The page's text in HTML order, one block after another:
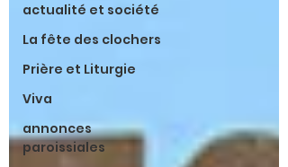
actualité et société
La fête des clochers
Prière et Liturgie
Viva
annonces
paroissiales